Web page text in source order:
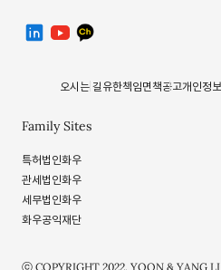
Family Sites
특허법인화우
관세법인화우
세무법인화우
화우공익재단
오시는 길 유한책임면책공고개인정
ⓒ COPYRIGHT 2022. YOON & YANG